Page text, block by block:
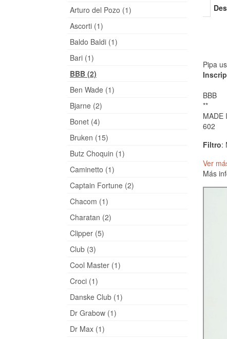
Pipa
BBB
**
MADE
602
Filtro:
Ver
Más
Arturo del Pozo (1)
Ascorti (1)
Baldo Baldi (1)
Bari (1)
BBB (2)
Ben Wade (1)
Bjarne (2)
Bonet (4)
Bruken (15)
Butz Choquin (1)
Caminetto (1)
Captain Fortune (2)
Chacom (1)
Charatan (2)
Clipper (5)
Club (3)
Cool Master (1)
Croci (1)
Danske Club (1)
Dr Grabow (1)
Dr Max (1)